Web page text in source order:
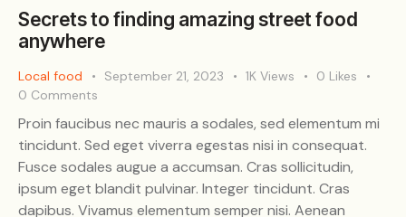
Secrets to finding amazing street food
anywhere
Local food September 21, 2023 1K Views 0 Likes
0 Comments
Proin faucibus nec mauris a sodales, sed elementum mi
tincidunt. Sed eget viverra egestas nisi in consequat.
Fusce sodales augue a accumsan. Cras sollicitudin,
ipsum eget blandit pulvinar. Integer tincidunt. Cras
dapibus. Vivamus elementum semper nisi. Aenean